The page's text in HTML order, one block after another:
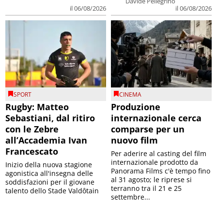
il 06/08/2026
il 06/08/2026
SPORT
Rugby: Matteo
Sebastiani, dal ritiro
con le Zebre
all’Accademia Ivan
Francescato
Inizio della nuova stagione
agonistica all'insegna delle
soddisfazioni per il giovane
talento dello Stade Valdôtain
CINEMA
Produzione
internazionale cerca
comparse per un
nuovo film
Per aderire al casting del film
internazionale prodotto da
Panorama Films c'è tempo fino
al 31 agosto; le riprese si
terranno tra il 21 e 25
settembre...